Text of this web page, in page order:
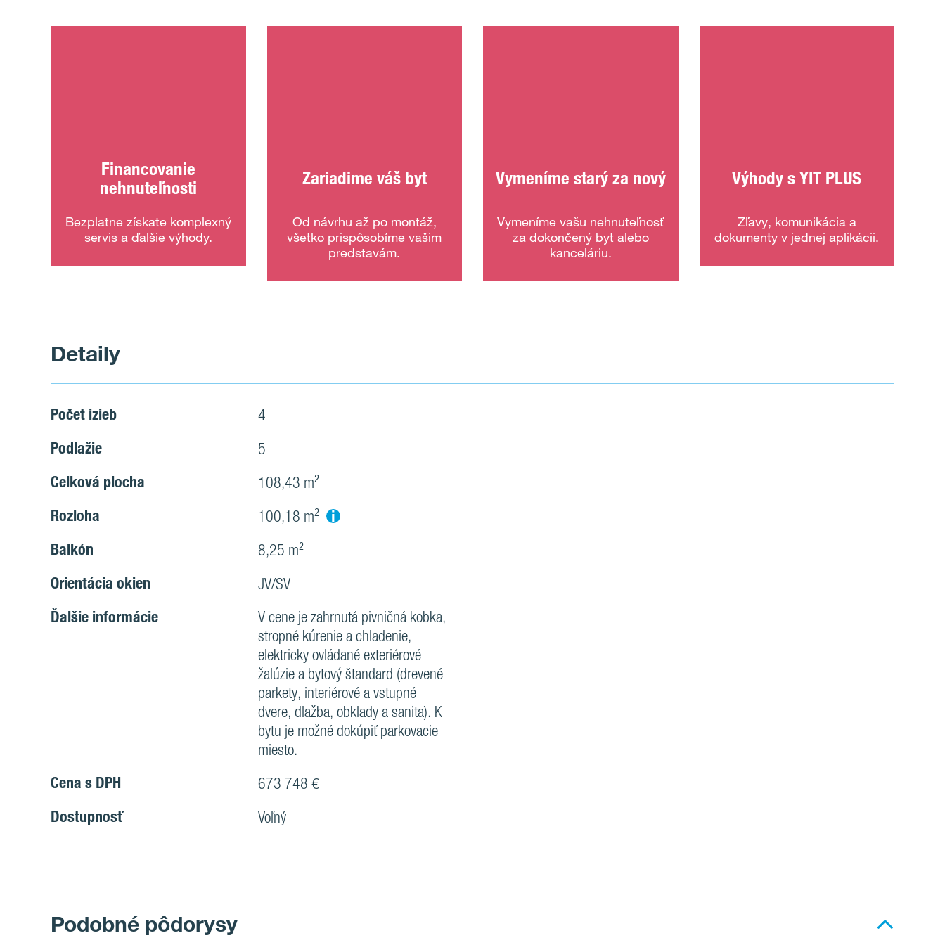
Financovanie
nehnuteľnosti
Bezplatne získate komplexný
servis a ďalšie výhody.
Zariadime váš byt
Od návrhu až po montáž,
všetko prispôsobíme vašim
predstavám.
Vymeníme starý za nový
Vymeníme vašu nehnuteľnosť
za dokončený byt alebo
kanceláriu.
Výhody s YIT PLUS
Zľavy, komunikácia a
dokumenty v jednej aplikácii.
Detaily
Počet izieb 4
Podlažie 5
Celková plocha 108,43 m²
Rozloha 100,18 m² i
Balkón 8,25 m²
Orientácia okien JV/SV
Ďalšie informácie
V cene je zahrnutá pivničná kobka,
stropné kúrenie a chladenie,
elektricky ovládané exteriérové
žalúzie a bytový štandard (drevené
parkety, interiérové a vstupné
dvere, dlažba, obklady a sanita). K
bytu je možné dokúpiť parkovacie
miesto.
Cena s DPH 673 748 €
Dostupnosť Voľný
Podobné pôdorysy